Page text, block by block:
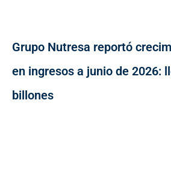
Grupo Nutresa reportó
en ingresos a junio de 2026:
billones